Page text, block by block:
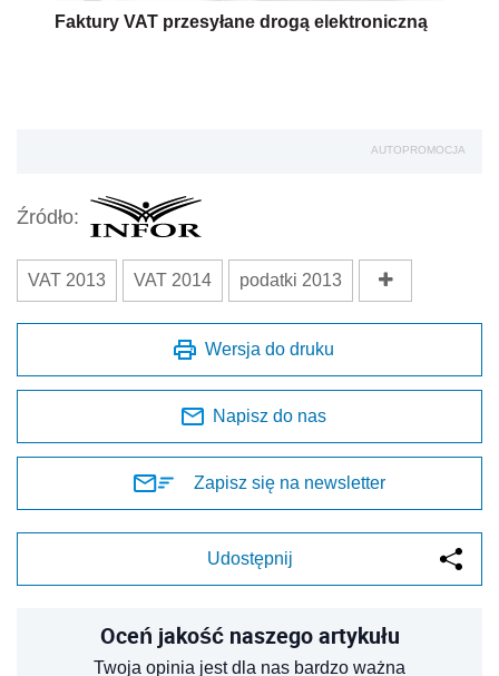
Faktury VAT przesyłane drogą elektroniczną
AUTOPROMOCJA
Źródło:
VAT 2013 VAT 2014 podatki 2013
Wersja do druku
Napisz do nas
Zapisz się na newsletter
Udostępnij
Oceń jakość naszego artykułu
Twoja opinia jest dla nas bardzo ważna